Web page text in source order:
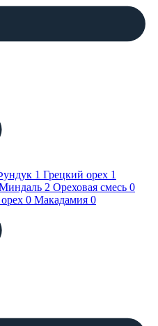
1 Грецкий орех 1
2 Ореховая смесь 0
0 Макадамия 0